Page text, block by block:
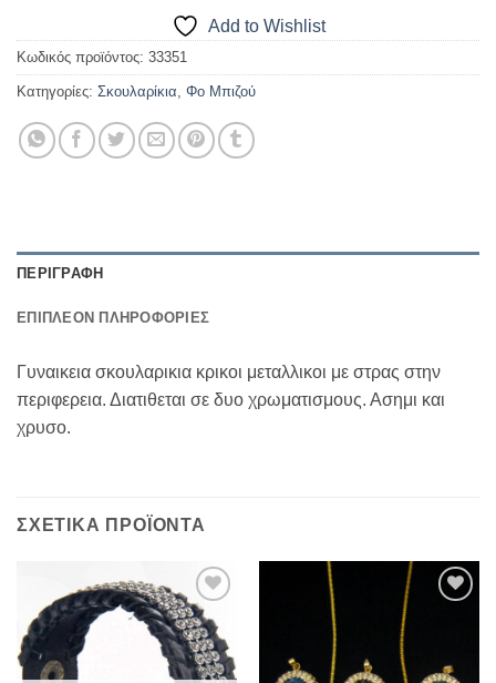
Add to Wishlist
Κωδικός προϊόντος: 33351
Κατηγορίες: Σκουλαρίκια Φο Μπιζού
ΠΕΡΙΓΡΑΦΉ
ΕΠΙΠΛΈΟΝ ΠΛΗΡΟΦΟΡΊΕΣ
Γυναικεια σκουλαρικια κρικοι μεταλλικοι με στρας στην
περιφερεια. Διατιθεται σε δυο χρωματισμους. Ασημι και
χρυσο.
ΣΧΕΤΙΚΆ ΠΡΟΪΌΝΤΑ
Add to
Wishlist